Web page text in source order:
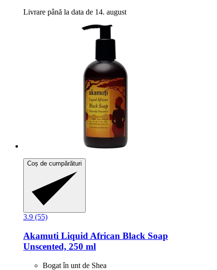
Livrare până la data de 14. august
Coș de cumpărături
3.9 (55)
Akamuti Liquid African Black Soap
Unscented, 250 ml
Bogat în unt de Shea